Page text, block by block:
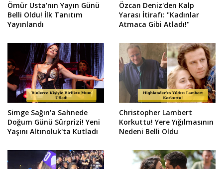
Ömür Usta'nın Yayın Günü
Belli Oldu! İlk Tanıtım
Yayınlandı
Özcan Deniz'den Kalp
Yarası İtirafı: "Kadınlar
Atmaca Gibi Atladı!"
Simge Sağın'a Sahnede
Doğum Günü Sürprizi! Yeni
Yaşını Altınoluk'ta Kutladı
Christopher Lambert
Korkuttu! Yere Yığılmasının
Nedeni Belli Oldu